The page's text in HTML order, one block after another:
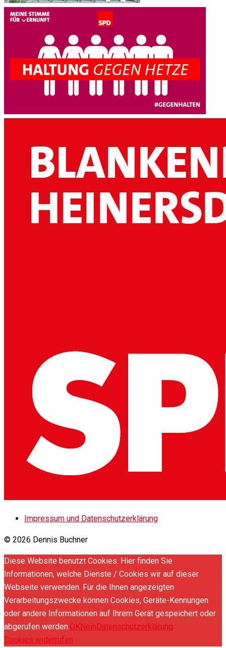
Impressum und Datenschutzerklärung
© 2026 Dennis Buchner
Diese Website benutzt Cookies. Hier finden Sie
Informationen, welche Dienste / Cookies wir auf dieser
Webseite verwenden. Für die Ihnen angezeigten
Verarbeitungszwecke können Cookies, Geräte-Kennungen
oder andere Informationen auf Ihrem Gerät gespeichert oder
abgerufen werden.OKNeinDatenschutzerklärung
Cookies widerrufen